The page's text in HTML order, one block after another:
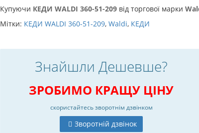
Купуючи КЕДИ WALDI 360-51-209від торгової марки
Мітки: КЕДИ WALDI 360-51-209, Waldi, КЕДИ
Знайшли Дешевше?
ЗРОБИМО КРАЩУ ЦІНУ
скористайтесьзворотнім дзвінком
Зворотній дзвінок